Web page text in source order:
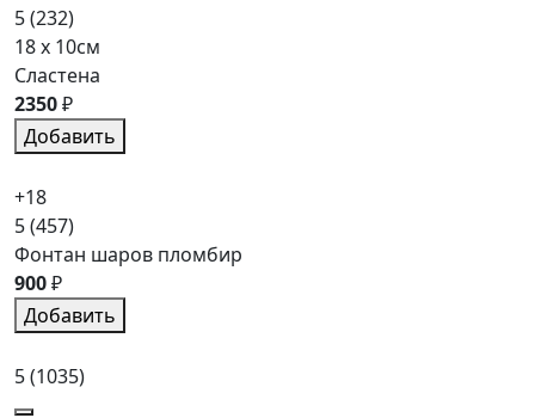
5(232)
18 x 10см
Сластена
2350₽
Добавить
+18
5(457)
Фонтан шаров пломбир
900₽
Добавить
5(1035)